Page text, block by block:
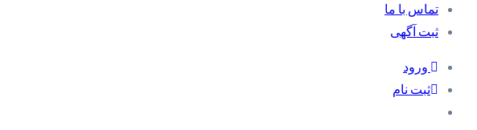
تماس با ما
ثبت آگهی
ورود
ثبت نام